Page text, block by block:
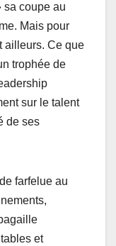
sa coupe au
Mais pour
ailleurs. Ce que
trophée de
sur le talent
de ses
farfelue au
et